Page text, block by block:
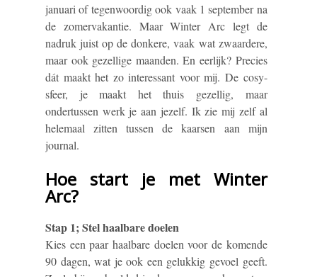
januari of tegenwoordig ook vaak 1 september na
de zomervakantie. Maar Winter Arc legt de
nadruk juist op de donkere, vaak wat zwaardere,
maar ook gezellige maanden. En eerlijk? Precies
dát maakt het zo interessant voor mij. De cosy-
sfeer, je maakt het thuis gezellig, maar
ondertussen werk je aan jezelf. Ik zie mij zelf al
helemaal zitten tussen de kaarsen aan mijn
journal.
Hoe start je met Winter
Arc?
Stap 1; Stel haalbare doelen
Kies een paar haalbare doelen voor de komende
90 dagen, wat je ook een gelukkig gevoel geeft.